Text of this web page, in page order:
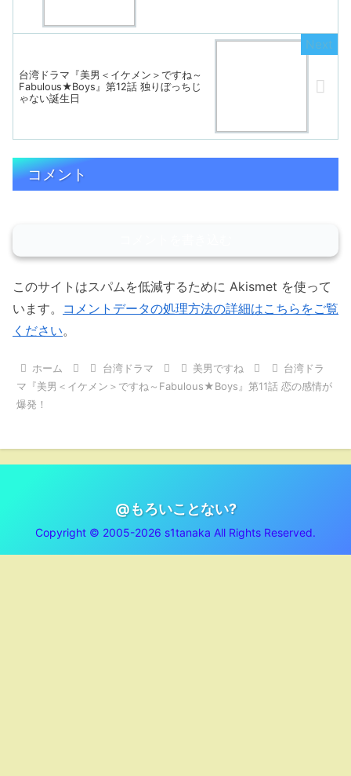
台湾ドラマ『美男＜イケメン＞ですね～
Fabulous★Boys』第12話 独りぼっちじ
ゃない誕生日
コメント
このサイトはスパムを低減するために Akismet を使って
います。 コメントデータの処理方法の詳細はこちらをご覧
ください。
ホーム 台湾ドラマ 美男ですね
台湾ドラ
マ『美男＜イケメン＞ですね～Fabulous★Boys』第11話 恋の感情が
爆発！
@もろいことない?
Copyright © 2005-2026 s1tanaka All Rights Reserved.